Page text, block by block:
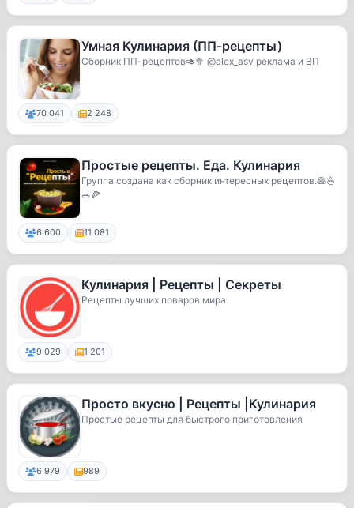
Умная Кулинария (ПП-рецепты)
Сборник ПП-рецептов🥑🥦 @alex_asv реклама и ВП
70 041 2 248
Простые рецепты. Еда. Кулинария
Группа создана как сборник интересных рецептов.🥞🍜
🥗🍕
6 600 11 081
Кулинария | Рецепты | Секреты
Рецепты лучших поваров мира
9 029 1 201
Просто вкусно | Рецепты |Кулинария
Простые рецепты для быстрого приготовления
6 979 989